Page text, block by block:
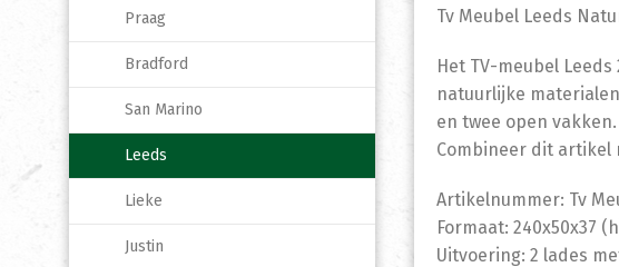
Tv Meubel Leeds
Het TV-meubel
natuurlijke
en twee open
Combineer dit artikel
Artikelnummer: Tv
Formaat: 240x50x37
Uitvoering: 2 lades
Praag
Bradford
San Marino
Leeds
Lieke
Justin